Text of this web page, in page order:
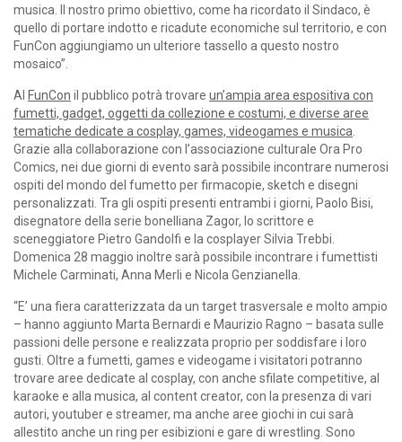
musica. Il nostro primo obiettivo, come ha ricordato il Sindaco, è
quello di portare indotto e ricadute economiche sul territorio, e con
FunCon aggiungiamo un ulteriore tassello a questo nostro
mosaico”.
Al FunCon il pubblico potrà trovare un’ampia area espositiva con
fumetti, gadget, oggetti da collezione e costumi, e diverse aree
tematiche dedicate a cosplay, games, videogames e musica
Grazie alla collaborazione con l’associazione culturale Ora Pro
Comics, nei due giorni di evento sarà possibile incontrare numerosi
ospiti del mondo del fumetto per firmacopie, sketch e disegni
personalizzati. Tra gli ospiti presenti entrambi i giorni, Paolo Bisi,
disegnatore della serie bonelliana Zagor, lo scrittore e
sceneggiatore Pietro Gandolfi e la cosplayer Silvia Trebbi.
Domenica 28 maggio inoltre sarà possibile incontrare i fumettisti
Michele Carminati, Anna Merli e Nicola Genzianella.
“E’ una fiera caratterizzata da un target trasversale e molto ampio
– hanno aggiunto Marta Bernardi e Maurizio Ragno – basata sulle
passioni delle persone e realizzata proprio per soddisfare i loro
gusti. Oltre a fumetti, games e videogame i visitatori potranno
trovare aree dedicate al cosplay, con anche sfilate competitive, al
karaoke e alla musica, al content creator, con la presenza di vari
autori, youtuber e streamer, ma anche aree giochi in cui sarà
allestito anche un ring per esibizioni e gare di wrestling. Sono